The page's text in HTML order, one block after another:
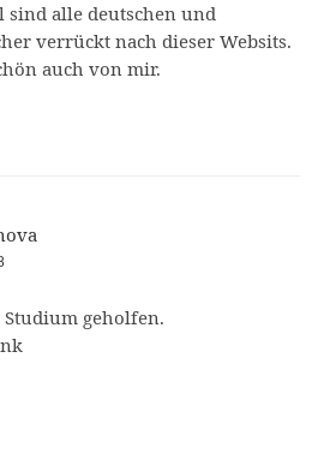
sind alle deutschen und
verrückt nach dieser Websits.
auch von mir.
geholfen.